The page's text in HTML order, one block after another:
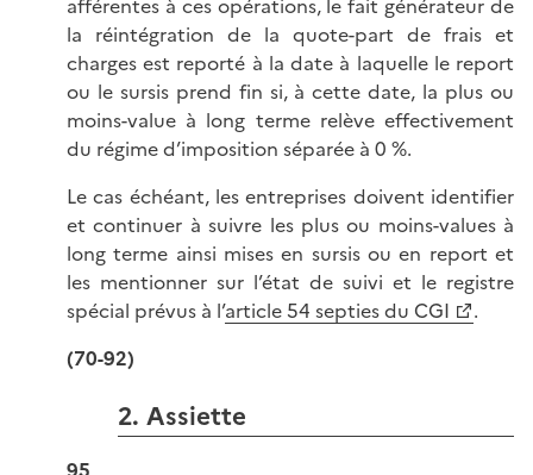
afférentes à ces opérations, le fait générateur de
la réintégration de la quote-part de frais et
charges est reporté à la date à laquelle le report
ou le sursis prend fin si, à cette date, la plus ou
moins-value à long terme relève effectivement
du régime d’imposition séparée à 0 %.
Le cas échéant, les entreprises doivent identifier
et continuer à suivre les plus ou moins-values à
long terme ainsi mises en sursis ou en report et
les mentionner sur l’état de suivi et le registre
spécial prévus à l’article 54 septies du CGI
.
(70-92)
2. Assiette